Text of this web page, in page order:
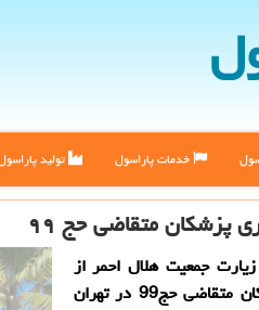
خدمات پاراسول تولید
پزشكان متقاضی حج ۹۹
جمعیت هلال احمر از
برگزاری آزمون و مصاحبه حضوری پزشكان متقاضی حج99 در تهران